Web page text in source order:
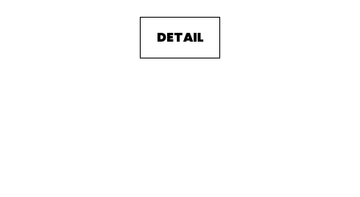
DETAIL